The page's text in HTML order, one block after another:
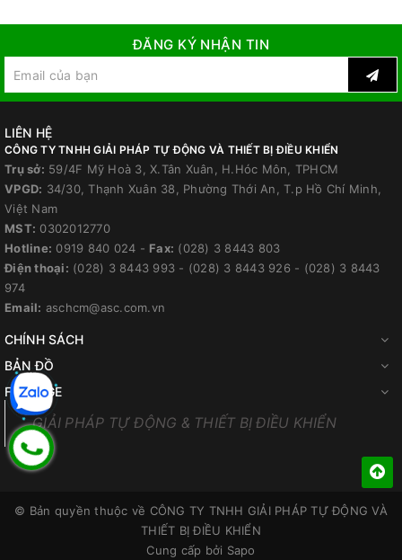
ĐĂNG KÝ NHẬN TIN
LIÊN HỆ
CÔNG TY TNHH GIẢI PHÁP TỰ ĐỘNG VÀ THIẾT BỊ ĐIỀU KHIỂN
Trụ sở: 59/4F Mỹ Hoà 3, X.Tân Xuân, H.Hóc Môn, TPHCM
VPGD: 34/30, Thạnh Xuân 38, Phường Thới An, T.p Hồ Chí Minh,
Việt Nam
MST: 0302012770
Hotline: 0919 840 024 - Fax: (028) 3 8443 803
Điện thoại: (028) 3 8443 993 - (028) 3 8443 926 - (028) 3 8443
974
Email: aschcm@asc.com.vn
CHÍNH SÁCH
BẢN ĐỒ
FANPAGE
GIẢI PHÁP TỰ ĐỘNG & THIẾT BỊ ĐIỀU KHIỂN
© Bản quyền thuộc về CÔNG TY TNHH GIẢI PHÁP TỰ ĐỘNG VÀ
THIẾT BỊ ĐIỀU KHIỂN
Cung cấp bởi Sapo